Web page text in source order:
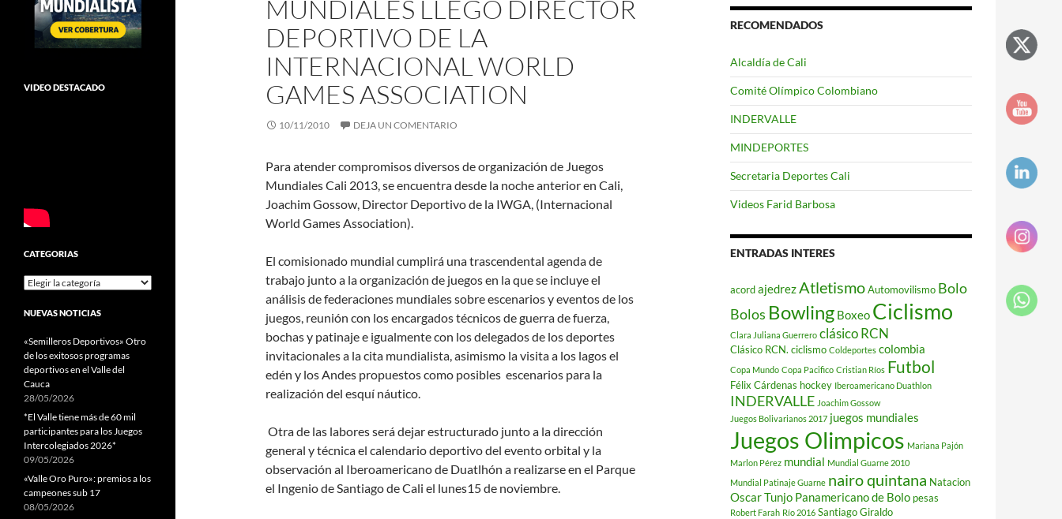
MUNDIALES LLEGÓ DIRECTOR
DEPORTIVO DE LA
INTERNACIONAL WORLD
GAMES ASSOCIATION
10/11/2010 DEJA UN COMENTARIO
Para atender compromisos diversos de organización de Juegos
Mundiales Cali 2013, se encuentra desde la noche anterior en Cali,
Joachim Gossow, Director Deportivo de la IWGA, (Internacional
World Games Association).
El comisionado mundial cumplirá una trascendental agenda de
trabajo junto a la organización de juegos en la que se incluye el
análisis de federaciones mundiales sobre escenarios y eventos de los
juegos, reunión con los encargados técnicos de guerra de fuerza,
bochas y patinaje e igualmente con los delegados de los deportes
invitacionales a la cita mundialista, asimismo la visita a los lagos el
edén y los Andes propuestos como posibles escenarios para la
realización del esquí náutico.
Otra de las labores será dejar estructurado junto a la dirección
general y técnica el calendario deportivo del evento orbital y la
observación al Iberoamericano de Duatlhón a realizarse en el Parque
el Ingenio de Santiago de Cali el lunes15 de noviembre.
RECOMENDADOS
Alcaldía de Cali
Comité Olímpico Colombiano
INDERVALLE
MINDEPORTES
Secretaria Deportes Cali
Videos Farid Barbosa
ENTRADAS INTERES
acordajedrezAtletismoAutomovilismo Bolo
Bolos Bowling Boxeo Ciclismo
Clara Juliana Guerrero clásico RCN
Clásico RCN. ciclismo Coldeportes colombia
Copa Mundo Copa Pacifico Cristian Ríos Futbol
Félix Cárdenas hockey Iberoamericano Duathlon
INDERVALLE Joachim Gossow
Juegos Bolivarianos 2017 juegos mundiales
Juegos Olimpicos Mariana Pajón
Marlon Pérez mundial Mundial Guarne 2010
Mundial Patinaje Guarne nairo quintana Natacion
Oscar Tunjo Panamericano de Bolo pesas
Robert Farah Río 2016 Santiago Giraldo
VIDEO DESTACADO
CATEGORIAS
Categorias
NUEVAS NOTICIAS
«Semilleros Deportivos» Otro
de los exitosos programas
deportivos en el Valle del
Cauca
28/05/2026
*El Valle tiene más de 60 mil
participantes para los Juegos
Intercolegiados 2026*
09/05/2026
«Valle Oro Puro»: premios a los
campeones sub 17
08/05/2026